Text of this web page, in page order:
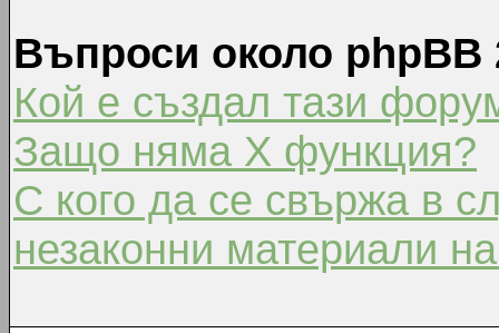
Въпроси около phpBB
Кой е създал тази
Защо няма X функция?
С кого да се свържа в
незаконни материали